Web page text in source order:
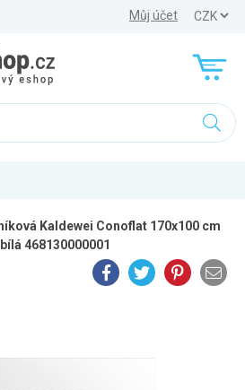
Můj účet
Kaldewei Conoflat 170x100 cm
468130000001